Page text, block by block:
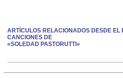
ARTÍCULOS RELACIONADOS DESDE EL
CANCIONES DE
«SOLEDAD PASTORUTTI»